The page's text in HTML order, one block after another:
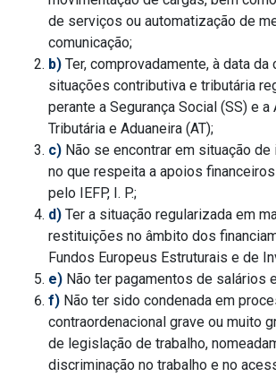
de serviços ou automatização de
comunicação;
b) Ter, comprovadamente, à data da
situações contributiva e tributária
perante a Segurança Social (SS) e a
Tributária e Aduaneira (AT);
c) Não se encontrar em situação de
no que respeita a apoios
pelo IEFP, I. P.;
d) Ter a situação regularizada em
restituições no âmbito dos
Fundos Europeus Estruturais e de
e) Não ter pagamentos de salários
f) Não ter sido condenada em
contraordenacional grave ou muito
de legislação de trabalho,
discriminação no trabalho e no